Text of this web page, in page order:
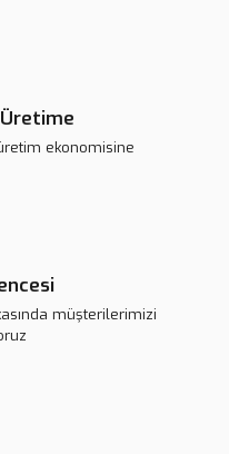
ekonomisine
müşterilerimizi